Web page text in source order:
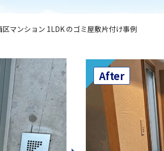
区マンション 1LDK のゴミ屋敷片付け事例
After